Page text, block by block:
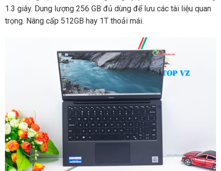
1.3 giây. Dung lượng 256 GB đủ dùng để lưu các tài liệu quan
trọng. Nâng cấp 512GB hay 1T thoải mái.